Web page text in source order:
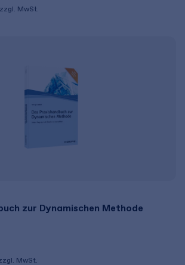
zzgl. MwSt.
zur Dynamischen Methode
MwSt.